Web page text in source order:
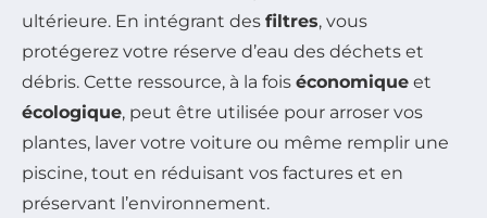
ultérieure. En intégrant des filtres, vous
protégerez votre réserve d’eau des déchets et
débris. Cette ressource, à la fois économique et
écologique, peut être utilisée pour arroser vos
plantes, laver votre voiture ou même remplir une
piscine, tout en réduisant vos factures et en
préservant l’environnement.